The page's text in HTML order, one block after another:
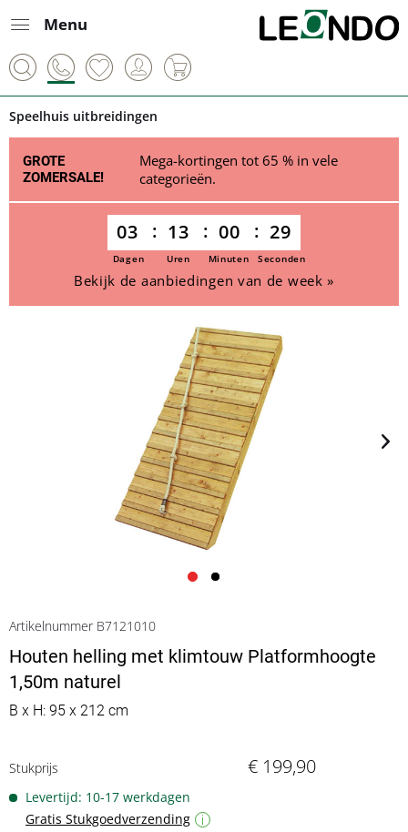
Menu
Speelhuis uitbreidingen
GROTE
ZOMERSALE!
Mega-kortingen tot 65 % in vele
categorieën.
03 13 00 29
Dagen Uren Minuten Seconden
Bekijk de aanbiedingen van de week »
Artikelnummer B7121010
Houten helling met klimtouw Platformhoogte
1,50m naturel
B x H: 95 x 212 cm
Stukprijs € 199,90
Levertijd: 10-17 werkdagen
Gratis Stukgoedverzending
i